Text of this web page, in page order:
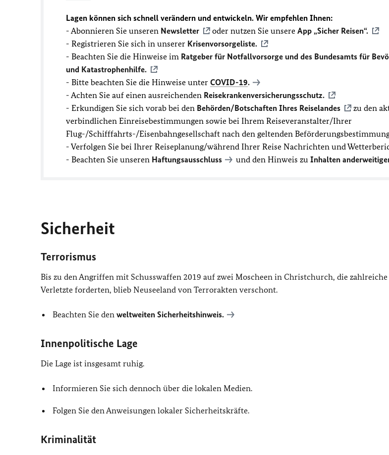
Lagen können sich schnell verändern und entwickeln. Wir empfehlen Ihnen:
- Abonnieren Sie unseren Newsletter oder nutzen Sie unsere App „Sicher Reisen“.
- Registrieren Sie sich in unserer Krisenvorsorgeliste.
- Beachten Sie die Hinweise im Ratgeber für Notfallvorsorge und des Bundesamts für
und Katastrophenhilfe.
- Bitte beachten Sie die Hinweise unter COVID-19.
- Achten Sie auf einen ausreichenden Reisekrankenversicherungsschutz.
- Erkundigen Sie sich vorab bei den Behörden/Botschaften Ihres Reiselandes
zu den
verbindlichen Einreisebestimmungen sowie bei Ihrem Reiseveranstalter/Ihrer
Flug-/Schifffahrts-/Eisenbahngesellschaft nach den geltenden
- Verfolgen Sie bei Ihrer Reiseplanung/während Ihrer Reise Nachrichten und
- Beachten Sie unseren Haftungsausschluss und den Hinweis zu Inhalten
Sicherheit
Terrorismus
Bis zu den Angriffen mit Schusswaffen 2019 auf zwei Moscheen in Christchurch, die
Verletzte forderten, blieb Neuseeland von Terrorakten verschont.
Beachten Sie denweltweiten Sicherheitshinweis.
Innenpolitische Lage
Die Lage ist insgesamt ruhig.
Informieren Sie sich dennoch über die lokalen Medien.
Folgen Sie den Anweisungen lokaler Sicherheitskräfte.
Kriminalität